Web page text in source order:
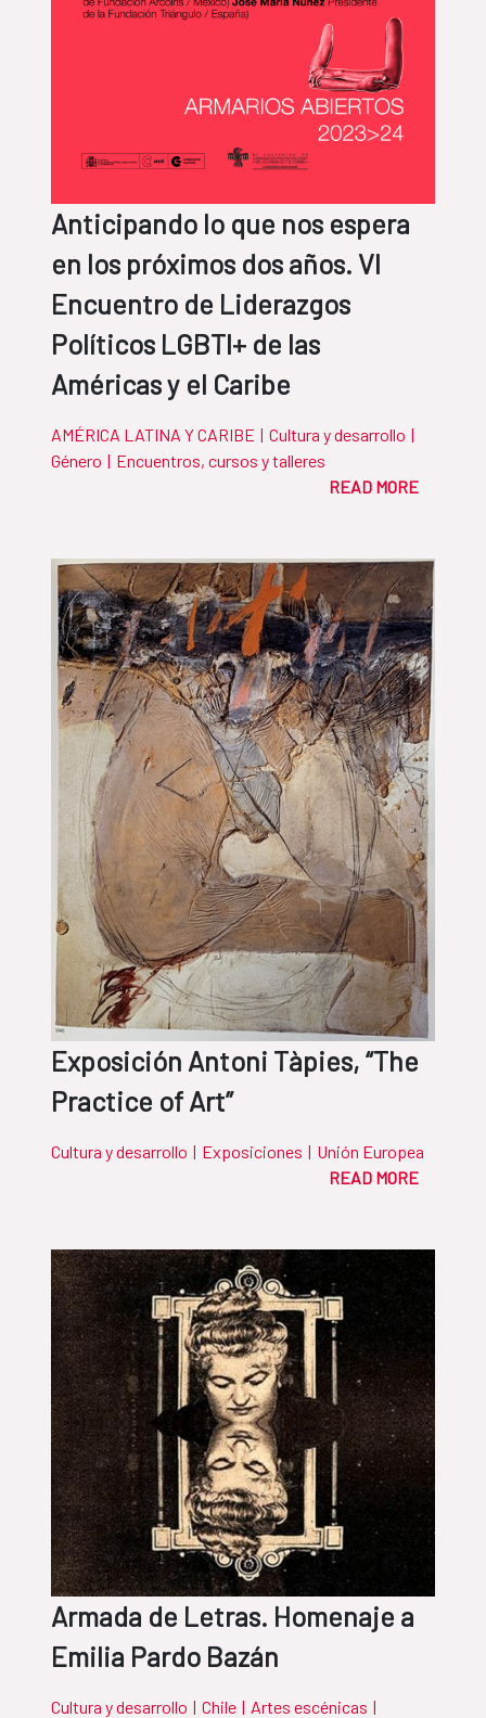
Anticipando lo que nos espera
en los próximos dos años. VI
Encuentro de Liderazgos
Políticos LGBTI+ de las
Américas y el Caribe
AMÉRICA LATINA Y CARIBE | Cultura y desarrollo |
Género | Encuentros, cursos y talleres
READ MORE
Exposición Antoni Tàpies, “The
Practice of Art”
Cultura y desarrollo | Exposiciones | Unión Europea
READ MORE
Armada de Letras. Homenaje a
Emilia Pardo Bazán
Cultura y desarrollo | Chile | Artes escénicas |